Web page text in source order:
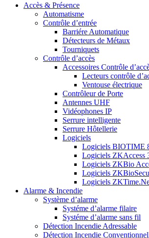
Accès & Présence
Automatisme
Contrôle d’entrée
Barriére Automatique
Détecteurs de Métaux
Tourniquets
Contrôle d’accès
Accessoires Contrôle
Lecteurs contrôle
Ventouse électrique
Contrôleur de Porte
Antennes UHF
Vidéophones IP
Serrure intelligente
Serrure Hôtellerie
Logiciels
Logiciels BIOTIME
Logiciels ZKAccess
Logiciels ZKBio
Logiciels
Logiciels
Alarme & Incendie
Système d’alarme
Systéme d’alarme filaire
Systéme d’alarme sans fil
Détection Incendie Adressable
Détection Incendie